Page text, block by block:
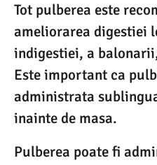
Tot pulberea este
ameliorarea digestiei
indigestiei, a
Este important ca
administrata
inainte de masa.
Pulberea poate fi